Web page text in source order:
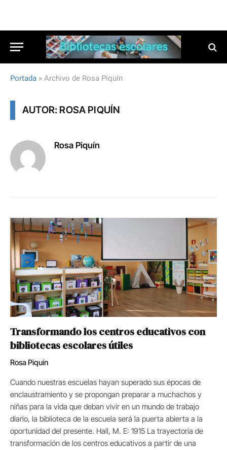
Portada »Archivo de Rosa Piquín
AUTOR: ROSA PIQUÍN
Rosa Piquín
Transformando los centros educativos con
bibliotecas escolares útiles
Rosa Piquín
Cuando nuestras escuelas hayan superado sus épocas de
enclaustramiento y se propongan preparar a muchachos y
niñas para la vida que deban vivir en un mundo de trabajo
diario, la biblioteca de la escuela será la puerta abierta a la
oportunidad del presente. Hall, M. E: 1915 La trayectoria de
transformación de los centros educativos a partir de una